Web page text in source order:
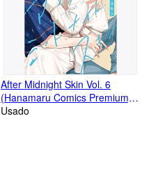
After Midnight Skin Vol. 6
(Hanamaru Comics Premium)
(Japanese Language Book)
Usado